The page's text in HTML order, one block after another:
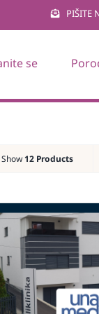
PIŠITE
se
Show 12 Products